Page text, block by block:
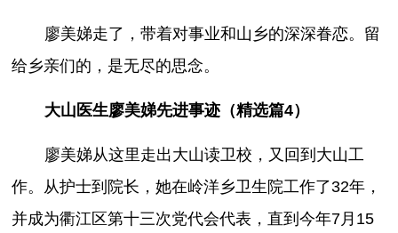
廖美娣走了，带着对事业和山乡的深深眷恋。留
给乡亲们的，是无尽的思念。
大山医生廖美娣先进事迹（精选篇4）
廖美娣从这里走出大山读卫校，又回到大山工
作。从护士到院长，她在岭洋乡卫生院工作了32年，
并成为衢江区第十三次党代会代表，直到今年7月15